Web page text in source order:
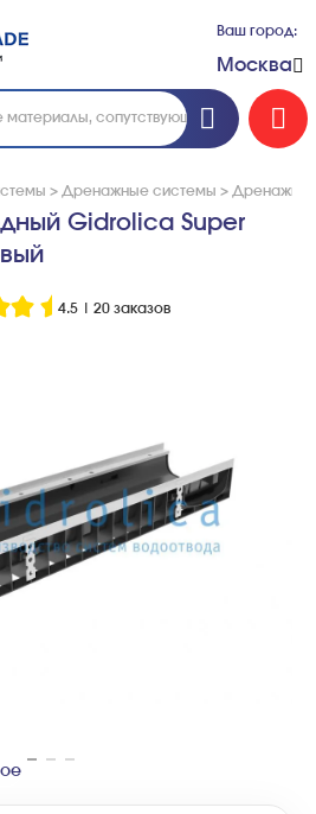
Ваш город:
Москва
> Дренажные системы >
Gidrolica Super
4.5 20 заказов